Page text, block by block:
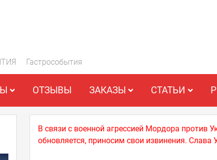
Гастрособытия
ОТЗЫВЫ ЗАКАЗЫ СТАТЬИ
В связи с военной агрессией Мордора против
обновляется, приносим свои извинения. Слава